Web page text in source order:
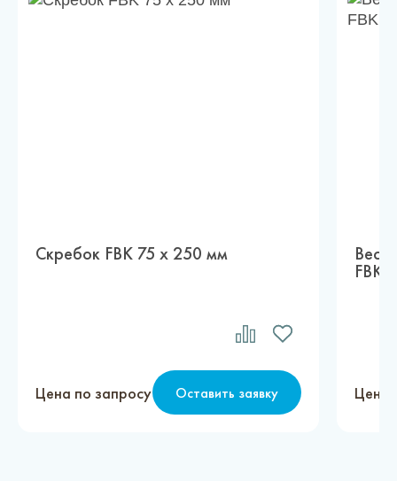
Скребок FBK 75 x 250 мм
Цена по запросу Оставить заявку
FBK
Цена